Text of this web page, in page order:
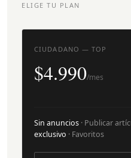
ELIGE TU PLAN
CIUDADANO — TOP
$4.990/mes
Sin anuncios · Publicar
exclusivo · Favoritos